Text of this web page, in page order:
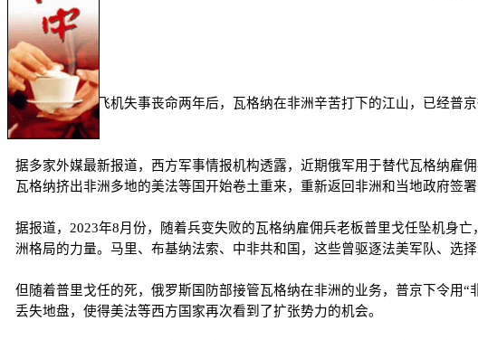
在普里戈任因飞机失事丧命两年后，瓦格纳在非洲辛苦打下的江山，已经普京
据多家外媒最新报道，西方军事情报机构透露，近期俄军用于替代瓦格纳雇
瓦格纳挤出非洲多地的美法等国开始卷土重来，重新返回非洲和当地政府签署
据报道，2023年8月份，随着兵变失败的瓦格纳雇佣兵老板普里戈任坠机身
洲格局的力量。马里、布基纳法索、中非共和国，这些曾驱逐法美军队、选
但随着普里戈任的死，俄罗斯国防部接管瓦格纳在非洲的业务，普京下令用
丢失地盘，使得美法等西方国家再次看到了扩张势力的机会。